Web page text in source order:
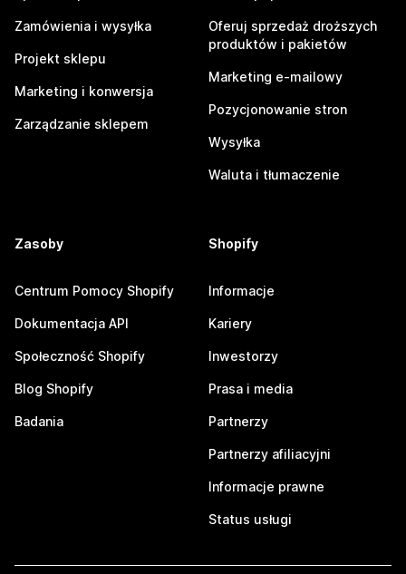
Zamówienia i wysyłka
Projekt sklepu
Marketing i konwersja
Zarządzanie sklepem
Oferuj sprzedaż droższych
produktów i pakietów
Marketing e-mailowy
Pozycjonowanie stron
Wysyłka
Waluta i tłumaczenie
Zasoby
Centrum Pomocy Shopify
Dokumentacja API
Społeczność Shopify
Blog Shopify
Badania
Shopify
Informacje
Kariery
Inwestorzy
Prasa i media
Partnerzy
Partnerzy afiliacyjni
Informacje prawne
Status usługi